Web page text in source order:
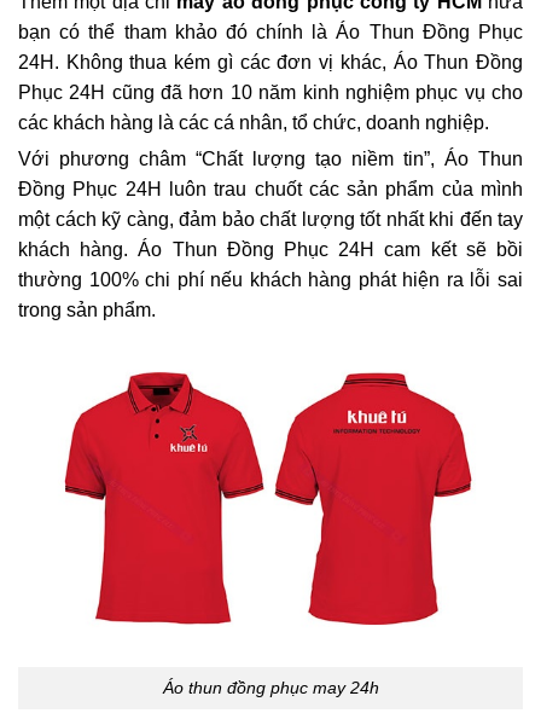
bạn có thể tham khảo đó chính là Áo Thun Đồng Phục
24H. Không thua kém gì các đơn vị khác, Áo Thun Đồng
Phục 24H cũng đã hơn 10 năm kinh nghiệm phục vụ cho
các khách hàng là các cá nhân, tổ chức, doanh nghiệp.
Với phương châm “Chất lượng tạo niềm tin”, Áo Thun
Đồng Phục 24H luôn trau chuốt các sản phẩm của mình
một cách kỹ càng, đảm bảo chất lượng tốt nhất khi đến tay
khách hàng. Áo Thun Đồng Phục 24H cam kết sẽ bồi
thường 100% chi phí nếu khách hàng phát hiện ra lỗi sai
trong sản phẩm.
Áo thun đồng phục may 24h